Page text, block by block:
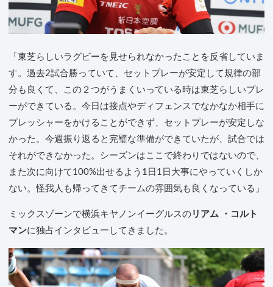
「東芝らしいラグビーを見せられなかったことを反省していま
す。過去2試合勝っていて、セットプレーが安定して規律の部
分も良くて、この２つがうまくいっている時は東芝らしいプレ
ーができている。今日は接点やディフェンスでなかなか相手に
プレッシャーをかけることができず、セットプレーが安定しな
かった。今週振り返ると完璧な準備ができていたが、試合では
それができなかった。シーズンはここで終わりではないので、
また次に向けて100%出せるよう1日1日大事にやっていくしか
ない。怪我人も帰ってきてチームの雰囲気も良くなっている」
ミックスゾーンで横浜キヤノンイーグルスの リアム ・コルト
マンに独占インタビューしてきました。